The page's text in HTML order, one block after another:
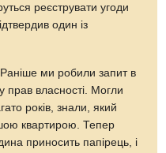
реєструвати угоди
один із
Раніше ми робили запит в
прав власності. Могли
років, знали, який
квартирою. Тепер
приносить папірець, і